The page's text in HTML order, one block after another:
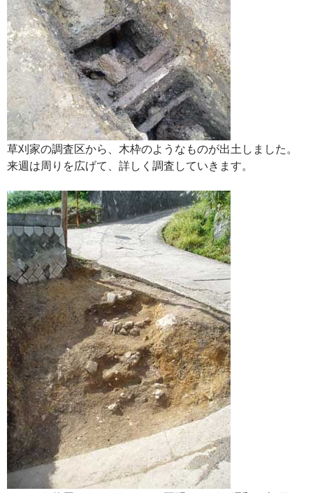
草刈家の調査区から、木枠のようなものが出土しました。
来週は周りを広げて、詳しく調査していきます。